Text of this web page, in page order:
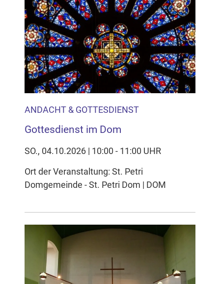
ANDACHT & GOTTESDIENST
Gottesdienst im Dom
SO., 04.10.2026 | 10:00 - 11:00 UHR
Ort der Veranstaltung: St. Petri
Domgemeinde - St. Petri Dom | DOM